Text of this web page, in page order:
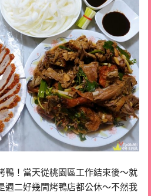
鴨！當天從桃園區工作結束後～就
週二好幾間烤鴨店都公休～不然我